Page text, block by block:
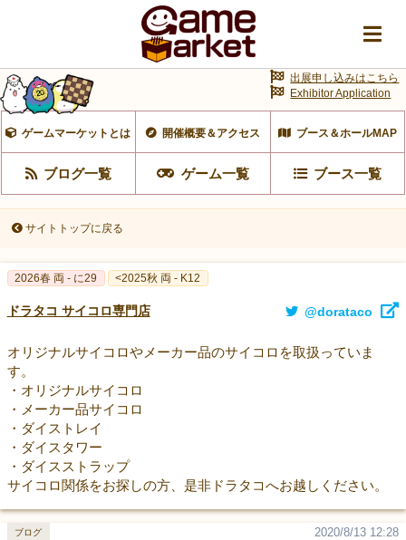
ゲームマーケットとは 開催概要＆アクセス ブース＆ホールMAP
ブログ一覧 ゲーム一覧 ブース一覧
出展申し込みはこちら
Exhibitor Application
サイトトップに戻る
2026春 両 - に29 <2025秋 両 - K12
ドラタコ サイコロ専門店 @dorataco
オリジナルサイコロやメーカー品のサイコロを取扱っていま
す。
・オリジナルサイコロ
・メーカー品サイコロ
・ダイストレイ
・ダイスタワー
・ダイスストラップ
サイコロ関係をお探しの方、是非ドラタコへお越しください。
2020/8/13 12:28
ブログ